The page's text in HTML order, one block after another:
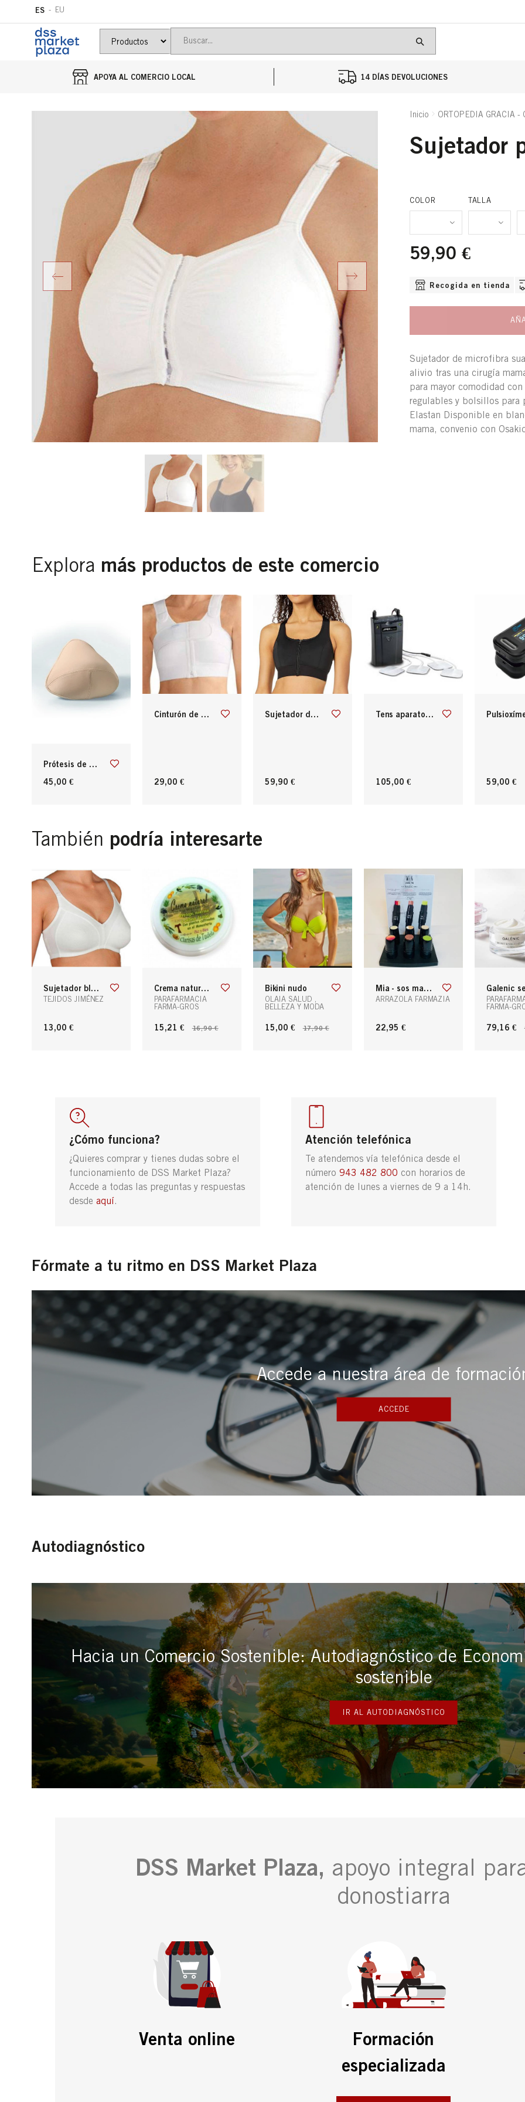
ES EU
APOYA AL COMERCIO LOCAL 14 DÍAS DEVOLUCIONES
Inicio ORTOPEDIA GRACIA -
Previous
sujetador
COLOR TALLA
59,90 €
OPCIONES DE ENVÍO
Recogida en tienda
Sujetador de microfibra
alivio tras una cirugía
para mayor comodidad
regulables y bolsillos para
Elastan Disponible en
mama, convenio con
Explora más productos de este comercio
prótesis de mama post-operatorio
45,00 €
cinturón de compresión
29,00 €
sujetador deportivo apto para prótesis de mamas
59,90 €
tens aparato electro estimulador
105,00 €
pulsioxímetro de
59,00 €
También podría interesarte
sujetador blanca
TEJIDOS JIMÉNEZ
13,00 €
crema natural de las clarisas de tudela
PARAFARMACIA
FARMA-GROS
15,21 € 16,90 €
bikini nudo
OLAIA SALUD ,
BELLEZA Y MODA
15,00 € 17,90 €
mia - sos magic stick
ARRAZOLA FARMAZIA
22,95 €
galenic secret d´excellence
FARMA-
79,16 €
¿Cómo funciona?
¿Quieres comprar y tienes dudas sobre el
funcionamiento de DSS Market Plaza?
Accede a todas las preguntas y respuestas
desde aquí .
Atención telefónica
Te atendemos vía telefónica desde el
número 943 482 800 con horarios de
atención de lunes a viernes de 9 a 14h.
Fórmate a tu ritmo en DSS Market Plaza
Accede a nuestra área de
ACCEDE
Autodiagnóstico
Hacia un Comercio Sostenible: Autodiagnóstico de
sostenible
IR AL AUTODIAGNÓSTICO
DSS Market Plaza, apoyo integral
donostiarra
Venta online
Formación
especializada